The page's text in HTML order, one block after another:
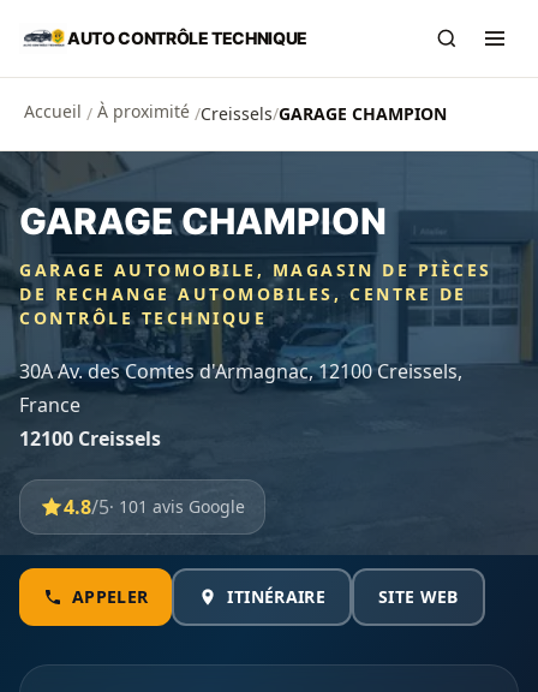
Aller au contenu principal
AUTO CONTRÔLE TECHNIQUE
Accueil / À proximité /Creissels/GARAGE CHAMPION
GARAGE CHAMPION
GARAGE AUTOMOBILE, MAGASIN DE PIÈCES
DE RECHANGE AUTOMOBILES, CENTRE DE
CONTRÔLE TECHNIQUE
30A Av. des Comtes d'Armagnac, 12100 Creissels,
France
12100 Creissels
4.8/5· 101 avis Google
APPELER ITINÉRAIRE SITE WEB